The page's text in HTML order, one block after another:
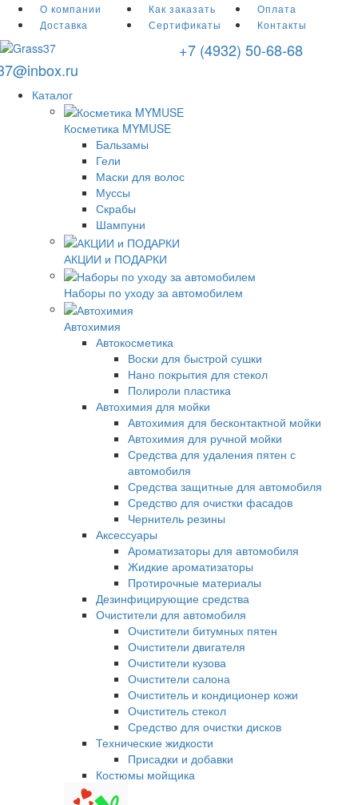
О компании Как заказать
Оплата
Доставка
Сертификаты Контакты
+7 (4932) 50-68-68
Каталог
Косметика MYMUSE
Бальзамы
Гели
Маски для волос
Муссы
Скрабы
Шампуни
АКЦИИ и ПОДАРКИ
Наборы по уходу за автомобилем
Автохимия
Автокосметика
Воски для быстрой сушки
Нано покрытия для стекол
Полироли пластика
Автохимия для мойки
Автохимия для бесконтактной мойки
Автохимия для ручной мойки
Средства для удаления пятен с
автомобиля
Средства защитные для автомобиля
Средство для очистки фасадов
Чернитель резины
Аксессуары
Ароматизаторы для автомобиля
Жидкие ароматизаторы
Протирочные материалы
Дезинфицирующие средства
Очистители для автомобиля
Очистители битумных пятен
Очистители двигателя
Очистители кузова
Очистители салона
Очиститель и кондиционер кожи
Очиститель стекол
Средство для очистки дисков
Технические жидкости
Присадки и добавки
Костюмы мойщика